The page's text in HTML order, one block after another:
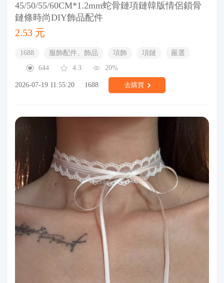
45/50/55/60CM*1.2mm蛇骨鏈項鏈韓版情侶鎖骨
鏈條時尚DIY飾品配件
2.53 元
1688 服飾配件、飾品 項飾 項鏈
嚴選
644
4.3 20%
2026-07-19 11:55:20 1688 去購買